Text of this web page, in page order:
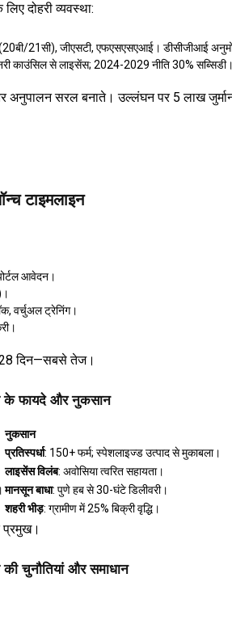
दोहरी व्यवस्था:
21सी), जीएसटी, एफएसएसएआई। डीसीजीआई
काउंसिल से लाइसेंस; 2024-2029 नीति 30% सब्सिडी।
अनुपालन सरल बनाते। उल्लंघन पर ₹5 लाख
टाइमलाइन
आवेदन।
वर्चुअल ट्रेनिंग।
28 दिन—सबसे तेज।
के फायदे और नुकसान
नुकसान
प्रतिस्पर्धा: 150+ फर्म; स्पेशलाइज्ड उत्पाद से मुकाबला।
लाइसेंस विलंब: अवोसिया त्वरित सहायता।
मानसून बाधा: पुणे हब से 30-घंटे डिलीवरी।
शहरी भीड़: ग्रामीण में 25% बिक्री वृद्धि।
प्रमुख।
की चुनौतियां और समाधान